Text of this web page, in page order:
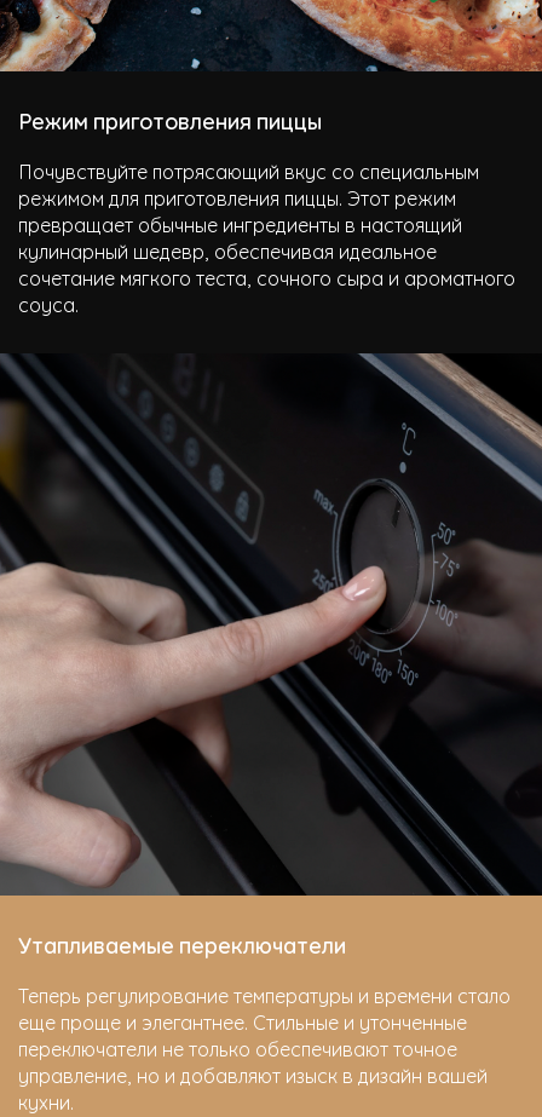
Режим приготовления пиццы
Почувствуйте потрясающий вкус со специальным
режимом для приготовления пиццы. Этот режим
превращает обычные ингредиенты в настоящий
кулинарный шедевр, обеспечивая идеальное
сочетание мягкого теста, сочного сыра и ароматного
соуса.
Утапливаемые переключатели
Теперь регулирование температуры и времени стало
еще проще и элегантнее. Стильные и утонченные
переключатели не только обеспечивают точное
управление, но и добавляют изыск в дизайн вашей
кухни.